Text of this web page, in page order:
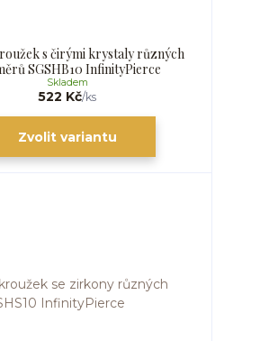
s čirými krystaly různých
SGSHB10 InfinityPierce
522 Kč/ks
Skladem
Zvolit variantu